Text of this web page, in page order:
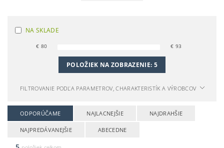
NA SKLADE
€ 80 € 93
POLOŽIEK NA ZOBRAZENIE: 5
FILTROVANIE PODĽA PARAMETROV, CHARAKTERISTÍK A VÝROBCOV
ODPORÚČAME NAJLACNEJŠIE NAJDRAHŠIE
NAJPREDÁVANEJŠIE ABECEDNE